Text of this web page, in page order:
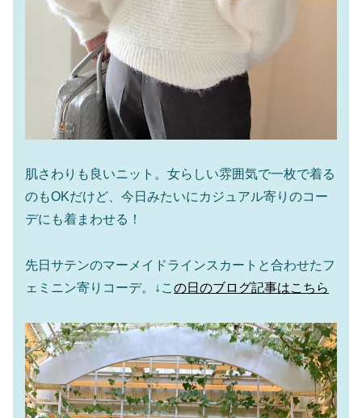
肌さわりも良いニット。女らしい雰囲気で一枚で着る
のもOKだけど、今日みたいにカジュアル寄りのコー
デにも着まわせる！
先日サテンのマーメイドラインスカートと合わせたフ
ェミニン寄りコーデ。↓こ の日のブログ記事はこちら